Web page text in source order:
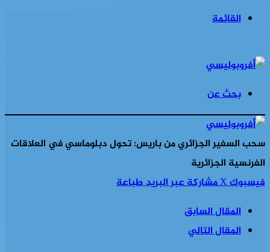
القائمة
بحث عن
سحب السفير الجزائري من باريس: تحول دبلوماسي في العلاقات
الفرنسية الجزائرية
فيسبوك‫Xمشاركة عبر البريدطباعة
المقال السابق
المقال التالي